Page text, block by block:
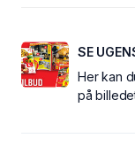
SE
Her kan
på